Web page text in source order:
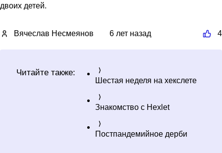
двоих детей.
Вячеслав Несмеянов 6 лет назад 4
Читайте также:
Шестая неделя на хекслете
Знакомство с Hexlet
Постпандемийное дерби